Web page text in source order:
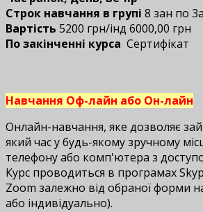
Строк навчання в групі 8 зан по
Вартість 5200 грн/інд 6000,00 грн
По закінченні курса Сертифікат
Навчання Оф-лайн або Он-лайн
Онлайн-навчання, яке дозволяє
який час у будь-якому зручному
телефону або комп'ютера з
Курс проводиться в програмах
Zoom залежно від обраної форми
або індивідуально).